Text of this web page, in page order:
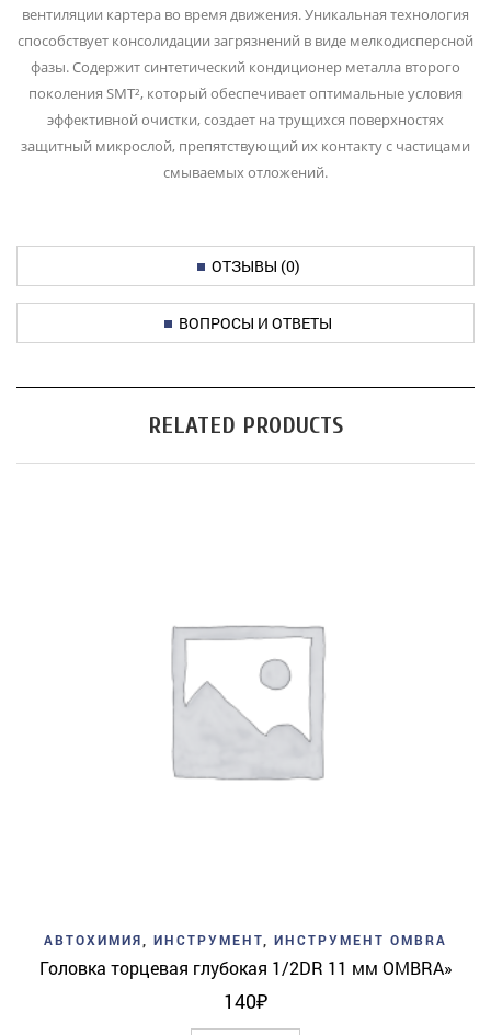
вентиляции картера во время ‎движения. Уникальная технология
способствует консолидации загрязнений в виде ‎мелкодисперсной
фазы. Содержит синтетический кондиционер металла второго
поколения SMT², ‎который обеспечивает оптимальные условия
эффективной очистки, создает на трущихся ‎поверхностях
защитный микрослой, препятствующий их контакту с частицами
смываемых ‎отложений.
ОТЗЫВЫ (0)
ВОПРОСЫ И ОТВЕТЫ
RELATED PRODUCTS
АВТОХИМИЯ, ИНСТРУМЕНТ, ИНСТРУМЕНТ OMBRA
Головка торцевая глубокая 1/2DR 11 мм OMBRA»
140₽